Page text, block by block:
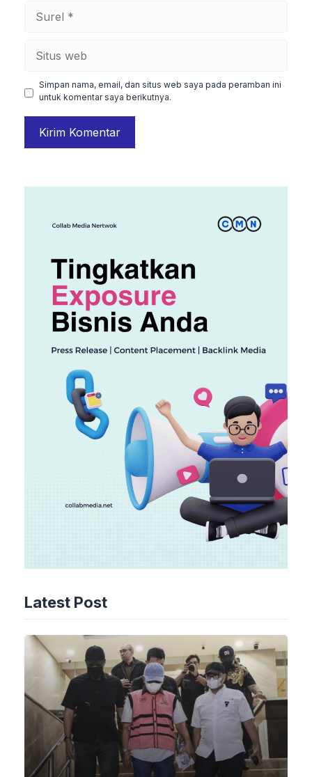
web
Simpan nama, email, dan situs web saya pada peramban ini
untuk komentar saya berikutnya.
Latest Post